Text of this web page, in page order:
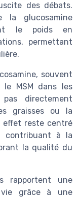
des débats.
la glucosamine
le poids en
permettant
souvent
MSM dans les
directement
graisses ou la
effet reste centré
contribuant à la
la qualité du
rapportent une
grâce à une